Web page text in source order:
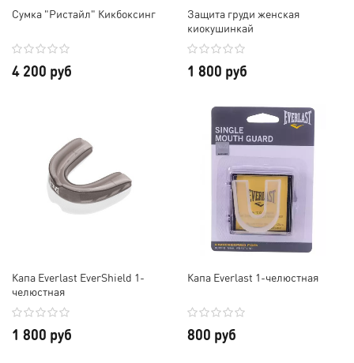
Сумка "Ристайл" Кикбоксинг
4 200 руб
Защита груди женская
киокушинкай
1 800 руб
Капа Everlast EverShield 1-
челюстная
1 800 руб
Капа Everlast 1-челюстная
800 руб